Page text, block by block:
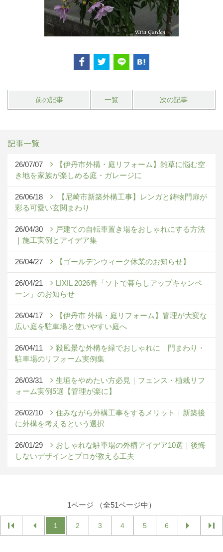
前の記事 一覧 次の記事
記事一覧
26/07/07
【伊丹市外構・庭リフォーム】雑草に悩む空
き地を家族が楽しめる庭・ガレージに
26/06/18
【尼崎市新築外構工事】レンガと鋳物門扉が
彩る可愛い玄関まわり
26/04/30
戸建ての自転車置き場をおしゃれにする方法
｜施工実例とアイデア集
26/04/27 【ゴールデンウィーク休業のお知らせ】
26/04/21
LIXIL 2026春「ソトで暮らしアップキャンペ
ーン」のお知らせ
26/04/17
【伊丹市 外構・庭リフォーム】管理が大変な
広い庭を駐車場と使いやすい庭へ
26/04/11
殺風景な外構を緑でおしゃれに｜門まわり・
駐車場のリフォーム実例集
26/03/31
生垣をやめたい方必見｜フェンス・植栽リフ
ォーム実例5選【管理が楽に】
26/02/10
住みながら外構工事をするメリット｜新築後
に外構を考えるという選択
26/01/29
おしゃれな駐車場の外構アイデア10選｜後悔
しないデザインとプロが教える工夫
1ページ （全51ページ中）
1 2 3 4 5 6